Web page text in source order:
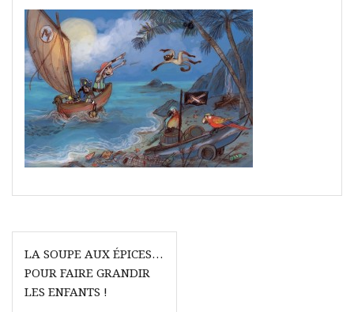
Navigation
de
l’article
LA SOUPE AUX ÉPICES…
POUR FAIRE GRANDIR
LES ENFANTS !